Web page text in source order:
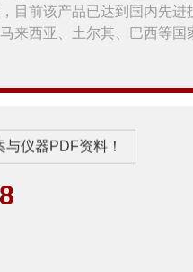
目前该产品已达到国内先进
来西亚、土尔其、巴西等国
仪器PDF资料！